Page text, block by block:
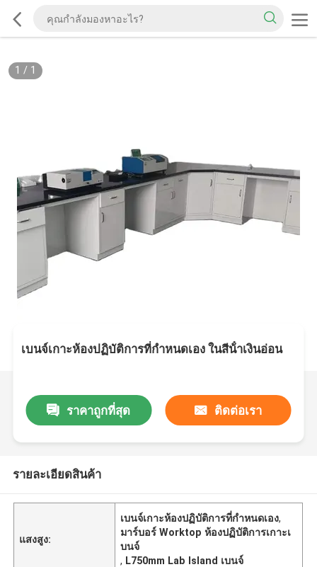
1 / 1
เบนจ์เกาะห้องปฏิบัติการที่กําหนดเอง ในสีน้ําเงินอ่อน
ราคาถูกที่สุด ติดต่อเรา
รายละเอียดสินค้า
แสงสูง:
เบนจ์เกาะห้องปฏิบัติการที่กําหนดเอง,
มาร์บอร์ Worktop ห้องปฏิบัติการเกาะเ
บนจ์
, L750mm Lab Island เบนจ์